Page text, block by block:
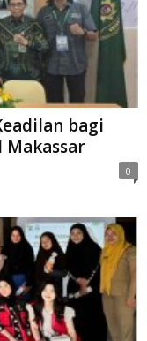
bagi
Makassar
0